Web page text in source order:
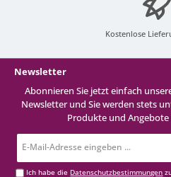
Kostenlose
Newsletter
Abonnieren Sie jetzt einfach
Newsletter und Sie werden stets
Produkte und
Mail-
Ich habe die Datenschutzbestimmungen